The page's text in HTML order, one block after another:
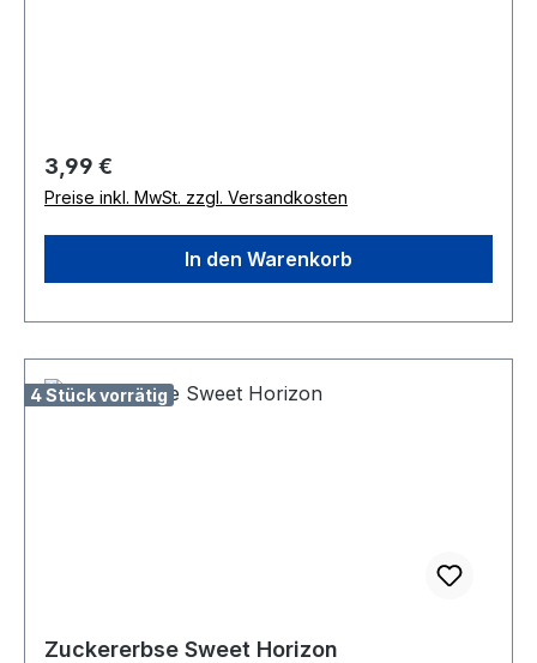
für den Anbau im Hochbeet und Kübel.
Wuchshöhe 80-100 cm.
Regulärer Preis:
3,99 €
Preise inkl. MwSt. zzgl. Versandkosten
In den Warenkorb
4 Stück vorrätig
Zuckererbse Sweet Horizon